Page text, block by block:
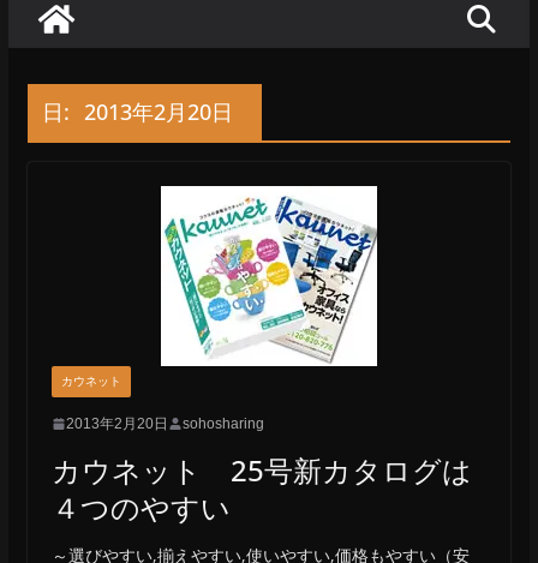
日: 2013年2月20日
カウネット
2013年2月20日 sohosharing
カウネット 25号新カタログは
４つのやすい
～選びやすい,揃えやすい,使いやすい,価格もやすい（安